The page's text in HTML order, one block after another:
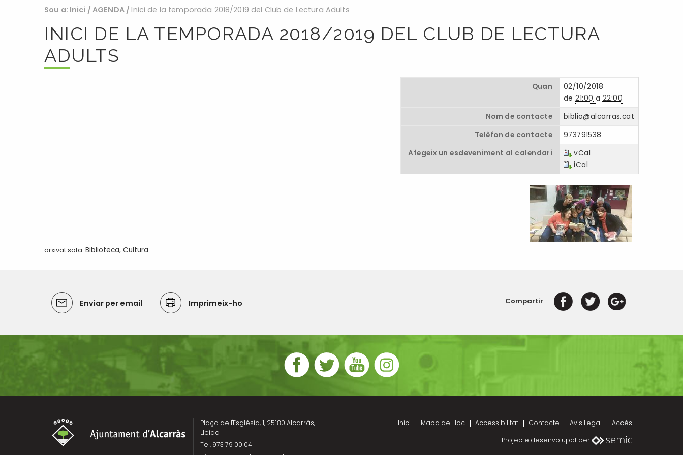
Sou a: Inici /AGENDA /Inici de la temporada 2018/2019 del Club de Lectura Adults
INICI DE LA TEMPORADA 2018/2019 DEL CLUB DE LECTURA
ADULTS
Quan
02/10/2018
de21:00 a22:00
Nom de contacte
biblio@alcarras.cat
Telèfon de contacte
973791538
Afegeix un esdeveniment al calendari
vCal
iCal
arxivat sota: Biblioteca, Cultura
Enviar per email Imprimeix-ho Compartir
Plaça de l'Església, 1, 25180 Alcarràs,
Lleida
Tel. 973 79 00 04
Inici Mapa del lloc Accessibilitat Contacte Avis Legal
Accés
Projecte desenvolupat per